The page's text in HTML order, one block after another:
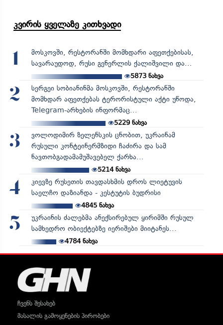
კვირის ყველაზე კითხვადი
1
მოსკოვში, რესტორანში მომხდარი აფეთქებისას,
სავარაუდოდ, რუსი გენერლის ქალიშვილი და...
5873 ნახვა
2
სერგეი სობიანინმა მოსკოვში, რესტორანში
მომხდარ აფეთქებას ტერორისტული აქტი უწოდა,
Telegram-არხების ინფორმაც...
5229ნახვა
3
ვოლოდიმირ ზელენსკის ცნობით, უკრაინამ
რუსული კონტეინერმზიდი ჩაძირა და სამ
ნავთობგადამამუშავებელ ქარხა...
5214ნახვა
4
კიევზე რუსეთის თავდასხმის დროს ლიეტუვის
საელჩო დაზიანდა - კესტუტის ბუდრისი
4845ნახვა
5
უკრაინის ძალებმა ანექსირებულ ყირიმში რუსულ
სამხედრო ობიექტებზე იერიშები მიიტანეს...
4784ნახვა
ჩვენს შესახებ
მასალის გამოყენების პირობები